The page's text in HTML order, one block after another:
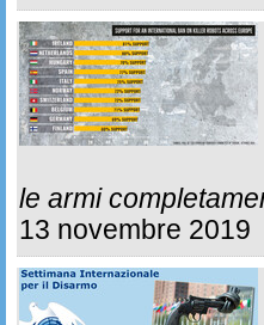
le armi
13 novembre 2019